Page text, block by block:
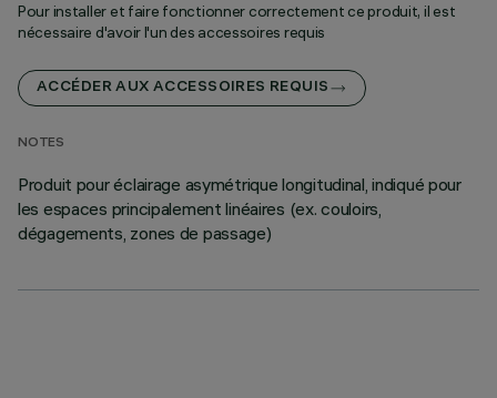
Pour installer et faire fonctionner correctement ce produit, il est
nécessaire d'avoir l'un des accessoires requis
ACCÉDER AUX ACCESSOIRES REQUIS
NOTES
Produit pour éclairage asymétrique longitudinal, indiqué pour
les espaces principalement linéaires (ex. couloirs,
dégagements, zones de passage)